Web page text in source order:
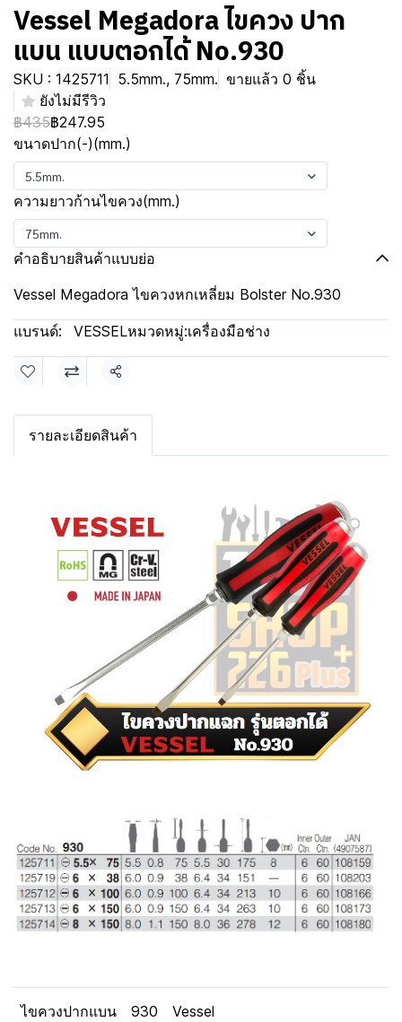
Vessel Megadora ไขควง ปาก
แบน แบบตอกได้ No.930
SKU : 1425711 5.5mm., 75mm. ขายแล้ว 0 ชิ้น
ยังไม่มีรีวิว
฿435฿247.95
ขนาดปาก(-)(mm.)
5.5mm.
ความยาวก้านไขควง(mm.)
75mm.
คำอธิบายสินค้าแบบย่อ
Vessel Megadora ไขควงหกเหลี่ยม Bolster No.930
แบรนด์: VESSELหมวดหมู่:เครื่องมือช่าง
แชร์
รายละเอียดสินค้า
ไขควงปากแบน 930 Vessel